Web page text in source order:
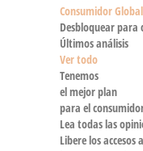
Consumidor Global
Desbloquear para
Últimos análisis
Ver todo
Tenemos
el mejor plan
para el
Lea todas las
Libere los accesos